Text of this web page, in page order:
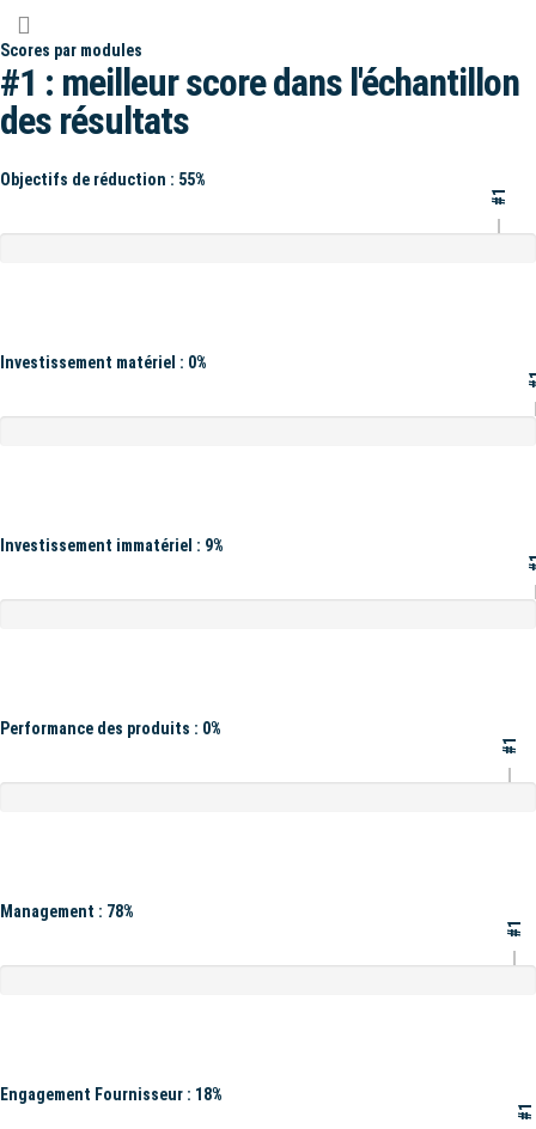
Scores par modules
#1 : meilleur score dans l'échantillon
des résultats
Objectifs de réduction : 55%
#1
Investissement matériel : 0%
Investissement immatériel : 9%
Performance des produits : 0%
#1
Management : 78%
#1
Engagement Fournisseur : 18%
#1